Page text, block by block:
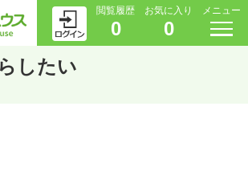
閲覧履歴
0
お気に入り
0
メニュー
したい